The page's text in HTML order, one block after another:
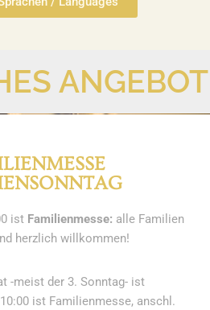
Burkhart
besetzt
Dienstag
Riera
Riera
besetzt
ANGEBOT
ist Familienmesse: alle Familien
herzlich willkommen!
-meist der 3. Sonntag- ist
ist Familienmesse, anschl.